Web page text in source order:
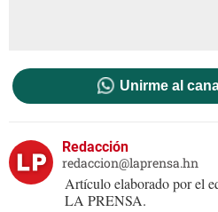
Unirme al
Redacción
redaccion@laprensa.hn
Artículo elaborado por el
LA PRENSA.